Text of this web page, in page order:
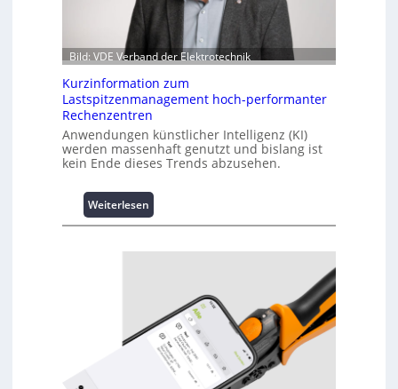
Bild: VDE Verband der Elektrotechnik
Kurzinformation zum
Lastspitzenmanagement hoch-performanter
Rechenzentren
Anwendungen künstlicher Intelligenz (KI)
werden massenhaft genutzt und bislang ist
kein Ende dieses Trends abzusehen.
Weiterlesen:
K
r
f